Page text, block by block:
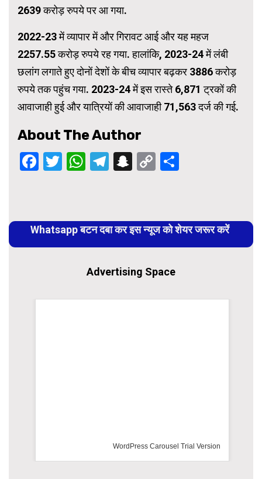
2639 करोड़ रुपये पर आ गया.
2022-23 में व्यापार में और गिरावट आई और यह महज
2257.55 करोड़ रुपये रह गया. हालांकि, 2023-24 में लंबी
छलांग लगाते हुए दोनों देशों के बीच व्यापार बढ़कर 3886 करोड़
रुपये तक पहुंच गया. 2023-24 में इस रास्ते 6,871 ट्रकों की
आवाजाही हुई और यात्रियों की आवाजाही 71,563 दर्ज की गई.
About The Author
Facebook
Twitter
WhatsApp
Telegram
Snapchat
Copy
Reading
Whatsapp बटन दबा कर इस न्यूज को शेयर जरूर करें
Advertising Space
WordPress Carousel Trial Version